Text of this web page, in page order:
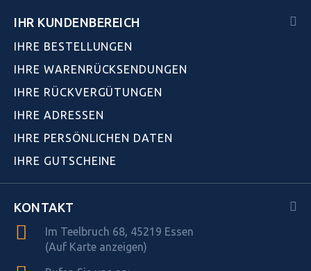
IHR KUNDENBEREICH
IHRE BESTELLUNGEN
IHRE WARENRÜCKSENDUNGEN
IHRE RÜCKVERGÜTUNGEN
IHRE ADRESSEN
IHRE PERSÖNLICHEN DATEN
IHRE GUTSCHEINE
KONTAKT
Im Teelbruch 68, 45219 Essen
(Auf Karte anzeigen)